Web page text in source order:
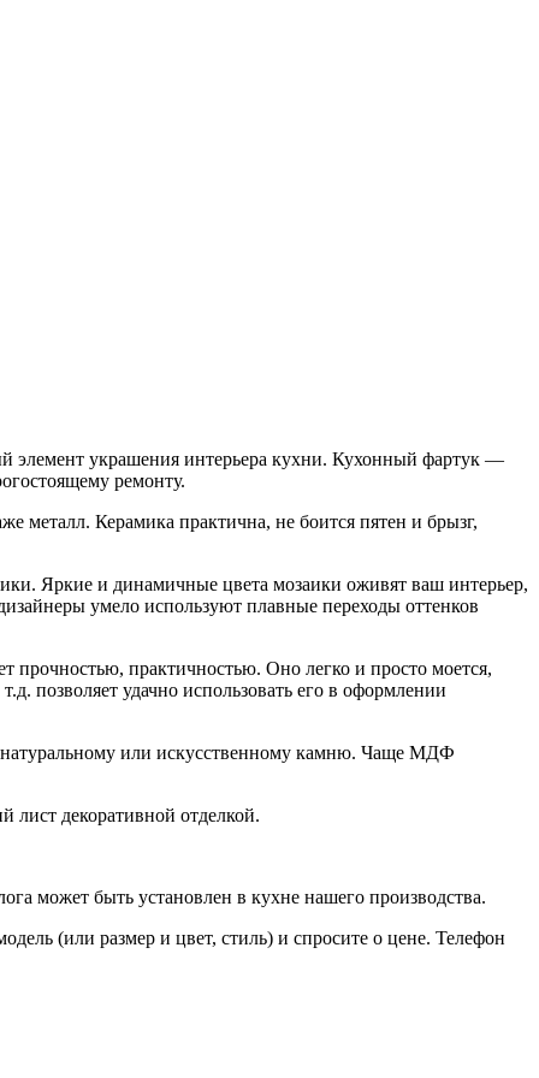
элемент украшения интерьера кухни. Кухонный фартук —
ремонту.
металл. Керамика практична, не боится пятен и брызг,
Яркие и динамичные цвета мозаики оживят ваш интерьер,
умело используют плавные переходы оттенков
прочностью, практичностью. Оно легко и просто моется,
позволяет удачно использовать его в оформлении
натуральному или искусственному камню. Чаще МДФ
лист декоративной отделкой.
может быть установлен в кухне нашего производства.
(или размер и цвет, стиль) и спросите о цене. Телефон